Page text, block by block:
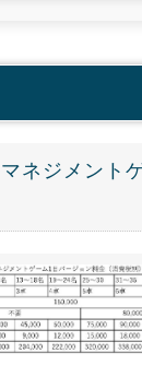
ネジメント